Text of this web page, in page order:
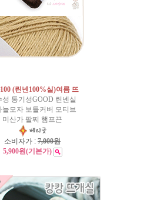
(린넨100%실)여름 뜨
성 통기성GOOD 린넨실
늘모자 보틀커버 모티브
미산가 팔찌 햄프끈
소비자가 : 7,000원
5,900원(기본가)